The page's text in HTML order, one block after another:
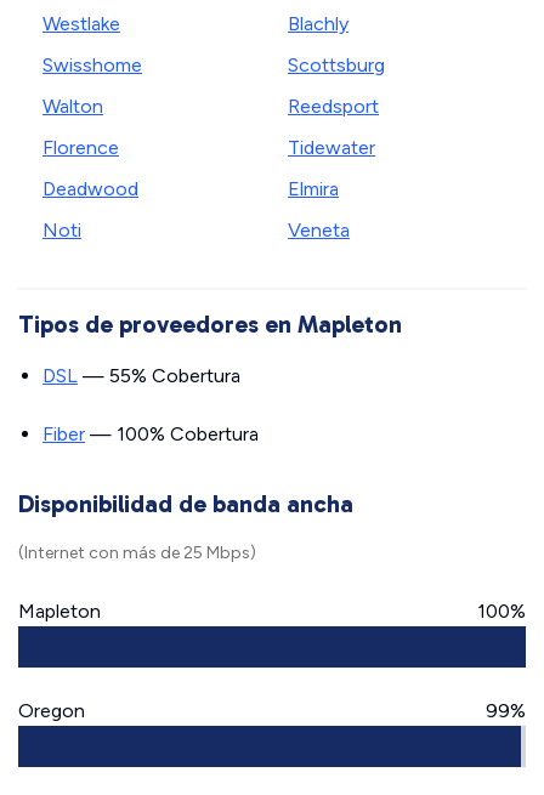
Westlake
Swisshome
Walton
Florence
Deadwood
Noti
Blachly
Scottsburg
Reedsport
Tidewater
Elmira
Veneta
Tipos de proveedores en Mapleton
DSL — 55% Cobertura
Fiber — 100% Cobertura
Disponibilidad de banda ancha
(Internet con más de 25 Mbps)
Mapleton 100%
Oregon 99%